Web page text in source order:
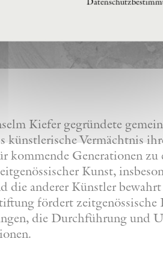
Kiefer gegründete
künstlerische Vermächtnis
kommende Generationen
Kunst,
die anderer Künstler
fördert
die Durchführung und